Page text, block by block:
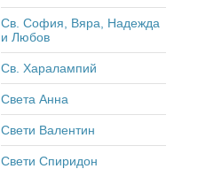
Св. София, Вяра, Надежда
и Любов
Св. Харалампий
Света Анна
Свети Валентин
Свети Спиридон